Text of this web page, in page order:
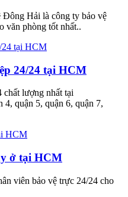
Đông Hải là công ty bảo vệ
văn phòng tốt nhất..
24/24 tại HCM
chất lượng nhất tại
quận 5, quận 6, quận 7,
ở tại HCM
viên bảo vệ trực 24/24 cho